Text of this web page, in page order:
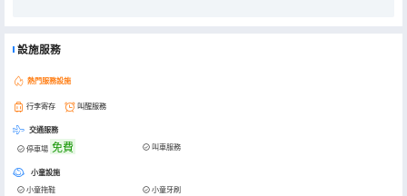
設施服務
熱門服務設施
行李寄存 叫醒服務
交通服務
停車場 免費 叫車服務
小童設施
小童拖鞋 小童牙刷